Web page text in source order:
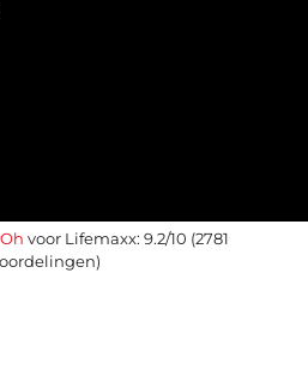
voor Lifemaxx: 9.2/10 (2781